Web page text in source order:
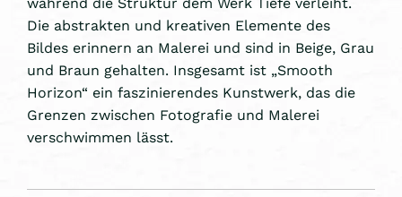
Die abstrakten und kreativen Elemente des
Bildes erinnern an Malerei und sind in Beige, Grau
und Braun gehalten. Insgesamt ist „Smooth
Horizon“ ein faszinierendes Kunstwerk, das die
Grenzen zwischen Fotografie und Malerei
verschwimmen lässt.